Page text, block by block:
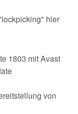
hier
1803 mit Avast
von